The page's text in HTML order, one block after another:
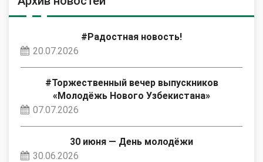
#Радостная новость!
20.07.2026
#Торжественный вечер выпускников
«Молодёжь Нового Узбекистана»
07.07.2026
30 июня — День молодёжи
30.06.2026